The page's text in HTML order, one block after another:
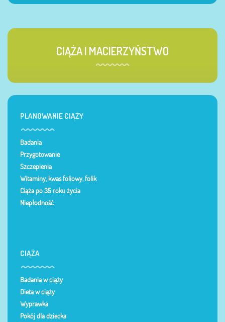
CIĄŻA I MACIERZYŃSTWO
PLANOWANIE CIĄŻY
Badania
Przygotowanie
Szczepienia
Witaminy, kwas foliowy, folik
Ciąża po 35 roku życia
Niepłodność
CIĄŻA
Badania w ciąży
Dieta w ciąży
Wyprawka
Pokój dla dziecka